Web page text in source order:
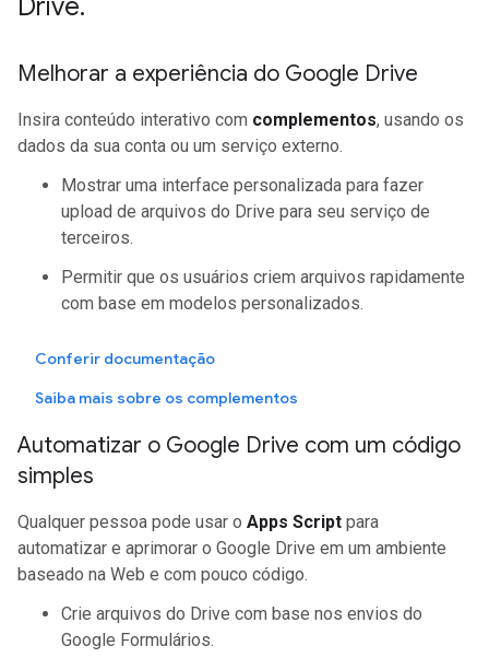
Drive.
Melhorar a experiência do Google Drive
Insira conteúdo interativo com complementos, usando os
dados da sua conta ou um serviço externo.
Mostrar uma interface personalizada para fazer
upload de arquivos do Drive para seu serviço de
terceiros.
Permitir que os usuários criem arquivos rapidamente
com base em modelos personalizados.
Conferir documentação
Saiba mais sobre os complementos
Automatizar o Google Drive com um código
simples
Qualquer pessoa pode usar o Apps Script para
automatizar e aprimorar o Google Drive em um ambiente
baseado na Web e com pouco código.
Crie arquivos do Drive com base nos envios do
Google Formulários.